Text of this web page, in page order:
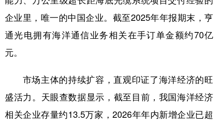
企业里，唯一的中国企业。截至2025年年报期末，亨
通光电拥有海洋通信业务相关在手订单金额约70亿
元。
市场主体的持续扩容，直观印证了海洋经济的旺
盛活力。天眼查数据显示，截至目前，我国海洋经济
相关企业存量约13.5万家，2026年年内新增企业已超